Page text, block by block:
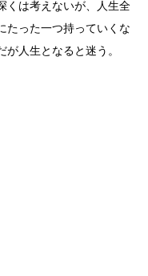
くは考えないが、人生全
たった一つ持っていくな
人生となると迷う。